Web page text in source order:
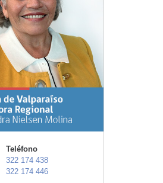
Teléfono
322 174 438
322 174 446